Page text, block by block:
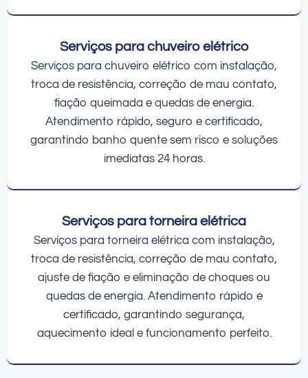
Serviços para chuveiro elétrico
Serviços para chuveiro elétrico com instalação,
troca de resistência, correção de mau contato,
fiação queimada e quedas de energia.
Atendimento rápido, seguro e certificado,
garantindo banho quente sem risco e soluções
imediatas 24 horas.
Serviços para torneira elétrica
Serviços para torneira elétrica com instalação,
troca de resistência, correção de mau contato,
ajuste de fiação e eliminação de choques ou
quedas de energia. Atendimento rápido e
certificado, garantindo segurança,
aquecimento ideal e funcionamento perfeito.